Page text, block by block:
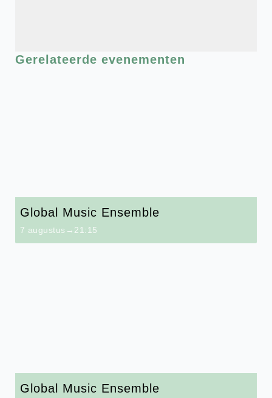
Gerelateerde evenementen
Global Music Ensemble
7 augustus→21:15
Global Music Ensemble